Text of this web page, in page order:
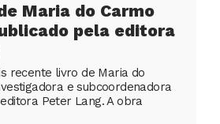
Maria do Carmo
pela editora
recente livro de Maria do
e subcoordenadora
Peter Lang. A obra